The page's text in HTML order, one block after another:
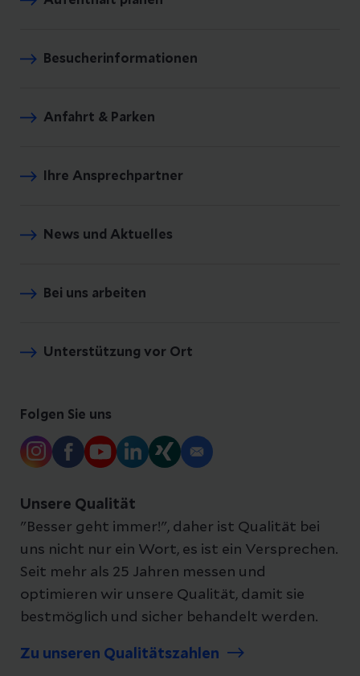
Besucherinformationen
Anfahrt & Parken
Ihre Ansprechpartner
News und Aktuelles
Bei uns arbeiten
Unterstützung vor Ort
Folgen Sie uns
Unsere Qualität
"Besser geht immer!", daher ist Qualität bei
uns nicht nur ein Wort, es ist ein Versprechen.
Seit mehr als 25 Jahren messen und
optimieren wir unsere Qualität, damit sie
bestmöglich und sicher behandelt werden.
Zu unseren Qualitätszahlen